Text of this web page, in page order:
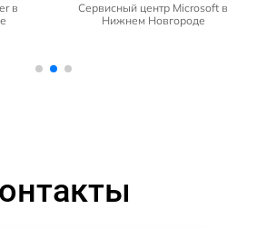
в
Сервисный центр Microsoft в
Нижнем Новгороде